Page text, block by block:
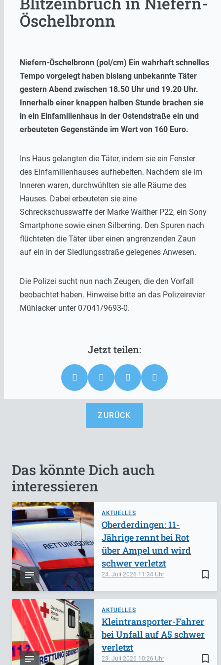
Öschelbronn
Niefern-Öschelbronn (pol/cm) Ein wahrhaft schnelles
Tempo vorgelegt haben bislang unbekannte Täter
gestern Abend zwischen 18.50 Uhr und 19.20 Uhr.
Innerhalb einer knappen halben Stunde brachen sie
in ein Einfamilienhaus in der Ostendstraße ein und
erbeuteten Gegenstände im Wert von 160 Euro.
Ins Haus gelangten die Täter, indem sie ein Fenster
des Einfamilienhauses aufhebelten. Nachdem sie im
Inneren waren, durchwühlten sie alle Räume des
Hauses. Dabei erbeuteten sie eine
Schreckschusswaffe der Marke Walther P22, ein Sony
Smartphone sowie einen Silberring. Den Spuren nach
flüchteten die Täter über einen angrenzenden Zaun
auf ein in der Siedlungsstraße gelegenes Anwesen.
Die Polizei sucht nun nach Zeugen, die den Vorfall
beobachtet haben. Hinweise bitte an das Polizeirevier
Mühlacker unter 07041/9693-0.
ZURÜCK
Das könnte Dich auch
interessieren
AKTUELLES
bookmark_border
24. Juli 2026 11:34
Oberderdingen: 11-
Jährige rennt bei Rot
über Ampel und wird
schwer verletzt
AKTUELLES
bookmark_border
23. Juli 2026 10:26
Kleintransporter-Fahrer
bei Unfall auf A5 schwer
verletzt